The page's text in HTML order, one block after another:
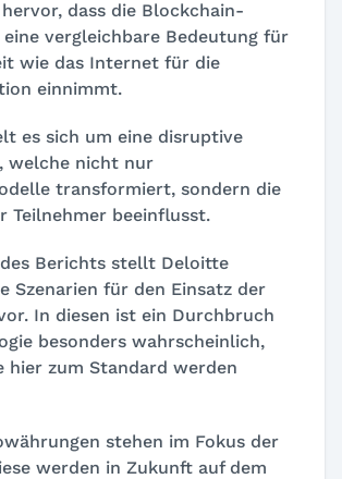
dass die Blockchain-
eine vergleichbare Bedeutung für
wie das Internet für die
einnimmt.
es sich um eine disruptive
welche nicht nur
transformiert, sondern die
Teilnehmer beeinflusst.
Berichts stellt Deloitte
Szenarien für den Einsatz der
In diesen ist ein Durchbruch
besonders wahrscheinlich,
hier zum Standard werden
stehen im Fokus der
werden in Zukunft auf dem